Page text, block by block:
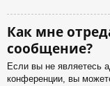
Как мне
сообщение?
Если вы не являетесь
конференции, вы